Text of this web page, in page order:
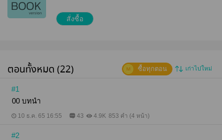
สั่งซื้อ
ตอนทั้งหมด (22) เก่าไปใหม่
ซื้อทุกตอน
#1
00 บทนำ
10 ธ.ค. 65 16:55 43 4.9K 853 คำ (4 หน้า)
#2